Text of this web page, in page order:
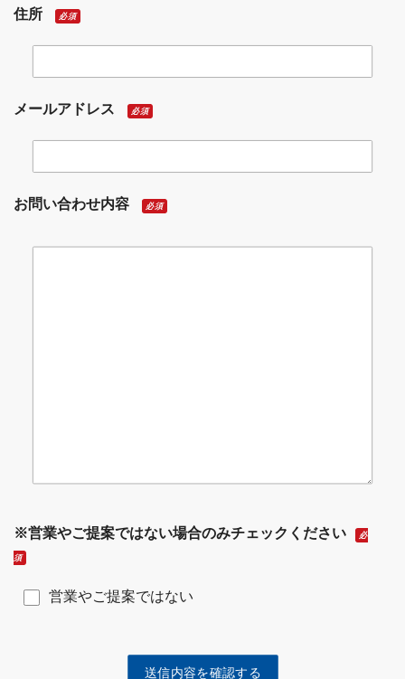
住所 必須
メールアドレス 必須
お問い合わせ内容 必須
※営業やご提案ではない場合のみチェックください 必
須
営業やご提案ではない